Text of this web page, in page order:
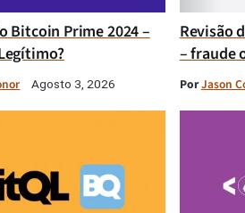
Bitcoin Prime 2024 –
Agosto 3, 2026
Revisão
– fraude
PorJason